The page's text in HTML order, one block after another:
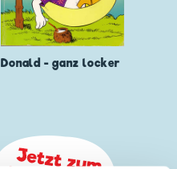
Donald - ganz locker